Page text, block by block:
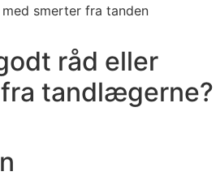
smerter fra tanden
råd eller
tandlægerne?